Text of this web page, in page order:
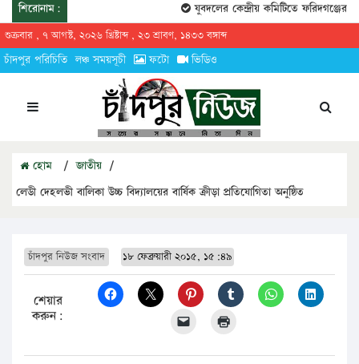
শিরোনাম: যুবদলের কেন্দ্রীয় কমিটিতে ফরিদগঞ্জের
শুক্রবার , ৭ আগস্ট, ২০২৬ খ্রিষ্টাব্দ , ২৩ শ্রাবণ, ১৪৩৩ বঙ্গাব্দ
চাঁদপুর পরিচিতি লঞ্চ সময়সূচী ফটো ভিডিও
হোম / জাতীয় /
লেডী দেহলভী বালিকা উচ্চ বিদ্যালয়ের বার্ষিক ক্রীড়া প্রতিযোগিতা অনুষ্ঠিত
চাঁদপুর নিউজ সংবাদ ১৮ ফেব্রুয়ারী ২০১৫, ১৫:৪৯
শেয়ার
করুন: